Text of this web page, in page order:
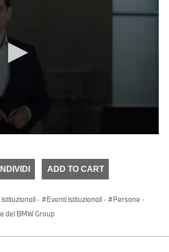
ADD TO CART
· Eventi istituzionali · Persone ·
del BMW Group